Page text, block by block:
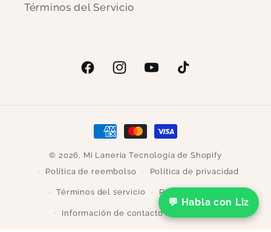
Términos del Servicio
FacebookInstagramYouTubeTikTok
Formas
de
pago
© 2026, Mi Laneria Tecnología de Shopify
Política de reembolso
Política de privacidad
Términos del servicio Política de envío
Información de contacto
💬 Habla con Liz